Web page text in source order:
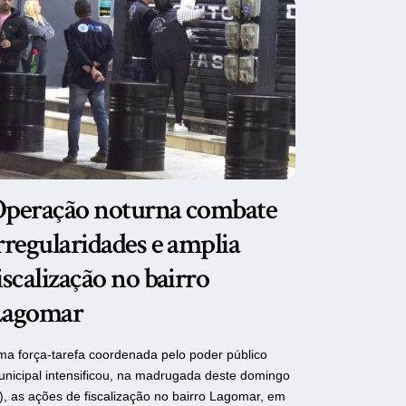
noturna combate
e amplia
no bairro
força-tarefa coordenada pelo poder público
intensificou, na madrugada deste domingo
as ações de fiscalização no bairro Lagomar, em